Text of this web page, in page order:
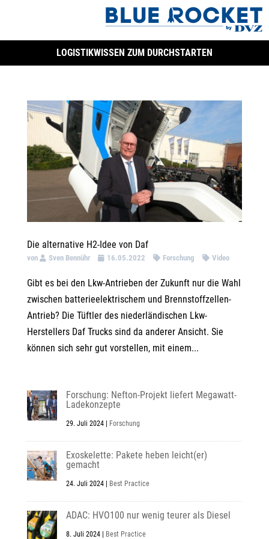
LOGISTIKWISSEN ZUM DURCHSTARTEN
Die alternative H2-Idee von Daf
von Sven Bennühr 16.05.2022 Forschung Video
Gibt es bei den Lkw-Antrieben der Zukunft nur die Wahl
zwischen batterieelektrischem und Brennstoffzellen-
Antrieb? Die Tüftler des niederländischen Lkw-
Herstellers Daf Trucks sind da anderer Ansicht. Sie
können sich sehr gut vorstellen, mit einem...
Forschung: Nefton-Projekt liefert Megawatt-
Ladekonzepte
29. Juli 2024| Forschung
Exoskelette: Pakete heben leicht(er)
gemacht
24. Juli 2024| Best Practice
ADAC: HVO100 nur wenig teurer als Diesel
8. Juli 2024| Best Practice